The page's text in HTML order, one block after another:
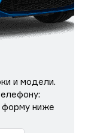
и модели.
форму ниже